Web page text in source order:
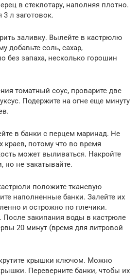
в стеклотару, наполняя плотно.
л заготовок.
заливку. Вылейте в кастрюлю
добавьте соль, сахар,
без запаха, несколько горошин
томатный соус, проварите две
Подержите на огне еще минуту
в банки с перцем маринад. Не
краев, потому что во время
может выливаться. Накройте
не закатывайте.
положите тканевую
наполненные банки. Залейте их
и острожно по плечики.
После закипания воды в кастрюле
20 минут (время для литровой
крышки ключом. Можно
Переверните банки, чтобы их